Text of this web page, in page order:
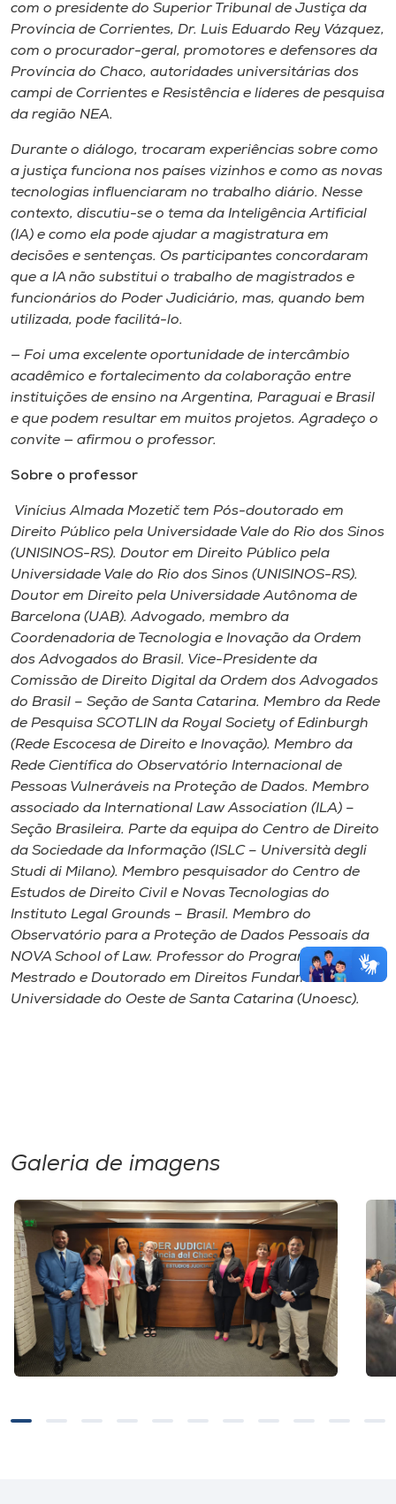
com o presidente do Superior Tribunal de Justiça da
Província de Corrientes, Dr. Luis Eduardo Rey Vázquez,
com o procurador-geral, promotores e defensores da
Província do Chaco, autoridades universitárias dos
campi de Corrientes e Resistência e líderes de pesquisa
da região NEA.
Durante o diálogo, trocaram experiências sobre como
a justiça funciona nos países vizinhos e como as novas
tecnologias influenciaram no trabalho diário. Nesse
contexto, discutiu-se o tema da Inteligência Artificial
(IA) e como ela pode ajudar a magistratura em
decisões e sentenças. Os participantes concordaram
que a IA não substitui o trabalho de magistrados e
funcionários do Poder Judiciário, mas, quando bem
utilizada, pode facilitá-lo.
— Foi uma excelente oportunidade de intercâmbio
acadêmico e fortalecimento da colaboração entre
instituições de ensino na Argentina, Paraguai e Brasil
e que podem resultar em muitos projetos. Agradeço o
convite — afirmou o professor.
Sobre o professor
Vinícius Almada Mozetič tem Pós-doutorado em
Direito Público pela Universidade Vale do Rio dos Sinos
(UNISINOS-RS). Doutor em Direito Público pela
Universidade Vale do Rio dos Sinos (UNISINOS-RS).
Doutor em Direito pela Universidade Autônoma de
Barcelona (UAB). Advogado, membro da
Coordenadoria de Tecnologia e Inovação da Ordem
dos Advogados do Brasil. Vice-Presidente da
Comissão de Direito Digital da Ordem dos Advogados
do Brasil – Seção de Santa Catarina. Membro da Rede
de Pesquisa SCOTLIN da Royal Society of Edinburgh
(Rede Escocesa de Direito e Inovação). Membro da
Rede Científica do Observatório Internacional de
Pessoas Vulneráveis na Proteção de Dados. Membro
associado da International Law Association (ILA) –
Seção Brasileira. Parte da equipa do Centro de Direito
da Sociedade da Informação (ISLC – Università degli
Studi di Milano). Membro pesquisador do Centro de
Estudos de Direito Civil e Novas Tecnologias do
Instituto Legal Grounds – Brasil. Membro do
Observatório para a Proteção de Dados Pessoais da
NOVA School of Law. Professor do Programa de
Mestrado e Doutorado em Direitos Fundamentais da
Universidade do Oeste de Santa Catarina (Unoesc).
Galeria de imagens